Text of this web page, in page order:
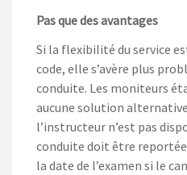
Pas que des avantages
Si la flexibilité du service
code, elle s’avère plus
conduite. Les moniteurs
aucune solution
l’instructeur n’est pas
conduite doit être
la date de l’examen si le